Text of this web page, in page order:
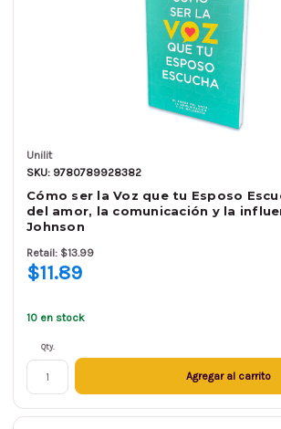
Unilit
SKU: 9780789928382
Cómo ser la Voz que tu Esposo
del amor, la comunicación y la
Johnson
Retail: $13.99
$11.89
10 en stock
Qty.
Agregar al carrito